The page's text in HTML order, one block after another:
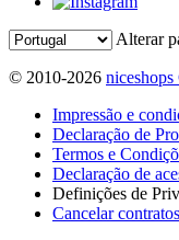
Alterar
© 2010-2026
Impressão e
Declaração de
Termos e
Declaração de
Definições de
Cancelar